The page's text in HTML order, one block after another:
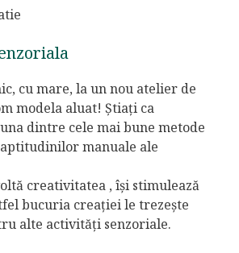
cu mare, la un nou atelier de
modela aluat! Știați ca
dintre cele mai bune metode
manuale ale
creativitatea , își stimulează
bucuria creației le trezește
alte activități senzoriale.